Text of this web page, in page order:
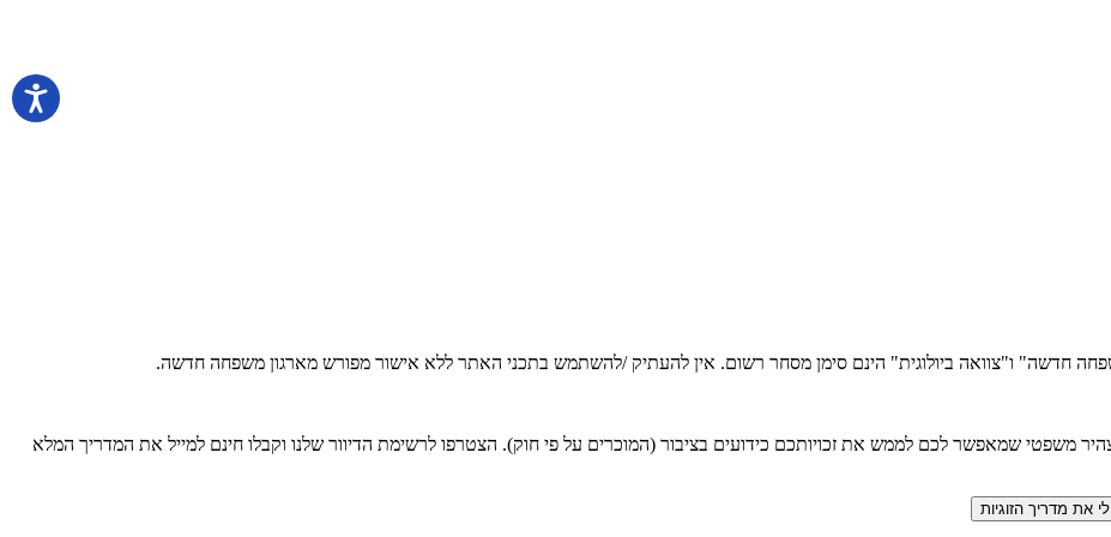
חדשה" ו"צוואה ביולוגית" הינם סימן מסחר רשום. אין להעתיק /להשתמש בתכני האתר ללא אישור מפורש מארגון משפחה חדשה.
משפטי שמאפשר לכם לממש את זכויותכם כידועים בציבור (המוכרים על פי חוק). הצטרפו לרשימת הדיוור שלנו וקבלו חינם למייל את המדריך המלא